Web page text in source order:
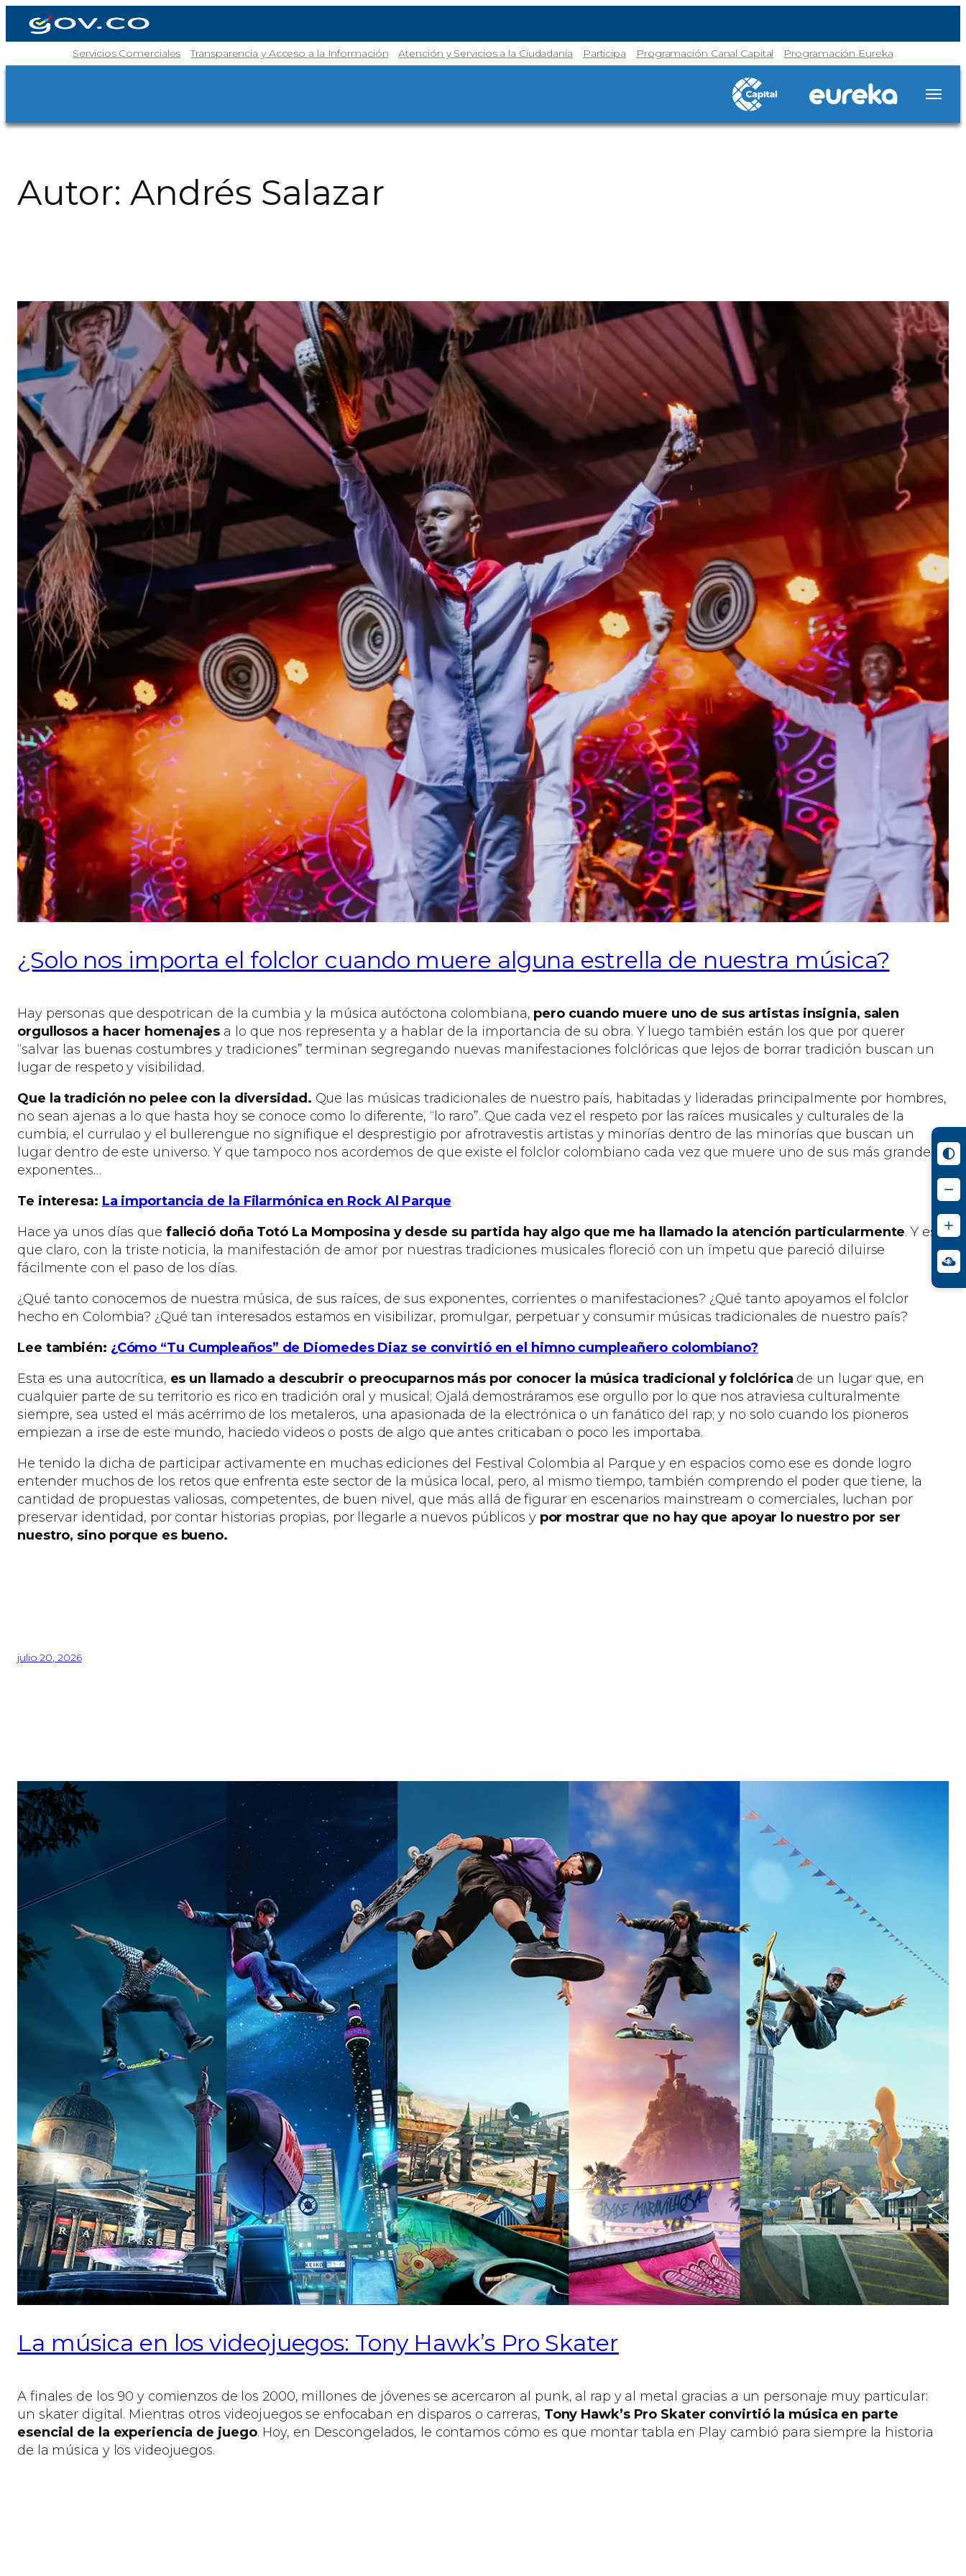
Servicios Comerciales Transparencia y Acceso a la Información Atención y Servicios a la Ciudadanía Participa Programación Canal Capital Programación Eureka
Autor:Andrés Salazar
¿Solo nos importa el folclor cuando muere alguna estrella de nuestra música?
Hay personas que despotrican de la cumbia y la música autóctona colombiana, pero cuando muere uno de sus artistas insignia, salen
orgullosos a hacer homenajes a lo que nos representa y a hablar de la importancia de su obra. Y luego también están los que por querer
“salvar las buenas costumbres y tradiciones” terminan segregando nuevas manifestaciones folclóricas que lejos de borrar tradición buscan un
lugar de respeto y visibilidad.
Que la tradición no pelee con la diversidad. Que las músicas tradicionales de nuestro país, habitadas y lideradas principalmente por hombres,
no sean ajenas a lo que hasta hoy se conoce como lo diferente, “lo raro”. Que cada vez el respeto por las raíces musicales y culturales de la
cumbia, el currulao y el bullerengue no signifique el desprestigio por afrotravestis artistas y minorías dentro de las minorías que buscan un
lugar dentro de este universo. Y que tampoco nos acordemos de que existe el folclor colombiano cada vez que muere uno de sus más grandes
exponentes…
Te interesa: La importancia de la Filarmónica en Rock Al Parque
Hace ya unos días que falleció doña Totó La Momposina y desde su partida hay algo que me ha llamado la atención particularmente. Y es
que claro, con la triste noticia, la manifestación de amor por nuestras tradiciones musicales floreció con un ímpetu que pareció diluirse
fácilmente con el paso de los días.
¿Qué tanto conocemos de nuestra música, de sus raíces, de sus exponentes, corrientes o manifestaciones? ¿Qué tanto apoyamos el folclor
hecho en Colombia? ¿Qué tan interesados estamos en visibilizar, promulgar, perpetuar y consumir músicas tradicionales de nuestro país?
Lee también: ¿Cómo “Tu Cumpleaños” de Diomedes Diaz se convirtió en el himno cumpleañero colombiano?
Esta es una autocrítica, es un llamado a descubrir o preocuparnos más por conocer la música tradicional y folclórica de un lugar que, en
cualquier parte de su territorio es rico en tradición oral y musical; Ojalá demostráramos ese orgullo por lo que nos atraviesa culturalmente
siempre, sea usted el más acérrimo de los metaleros, una apasionada de la electrónica o un fanático del rap; y no solo cuando los pioneros
empiezan a irse de este mundo, haciedo videos o posts de algo que antes criticaban o poco les importaba.
He tenido la dicha de participar activamente en muchas ediciones del Festival Colombia al Parque y en espacios como ese es donde logro
entender muchos de los retos que enfrenta este sector de la música local, pero, al mismo tiempo, también comprendo el poder que tiene, la
cantidad de propuestas valiosas, competentes, de buen nivel, que más allá de figurar en escenarios mainstream o comerciales, luchan por
preservar identidad, por contar historias propias, por llegarle a nuevos públicos ypor mostrar que no hay que apoyar lo nuestro por ser
nuestro, sino porque es bueno.
julio 20, 2026
La música en los videojuegos: Tony Hawk’s Pro Skater
A finales de los 90 y comienzos de los 2000, millones de jóvenes se acercaron al punk, al rap y al metal gracias a un personaje muy particular:
un skater digital. Mientras otros videojuegos se enfocaban en disparos o carreras, Tony Hawk’s Pro Skater convirtió la música en parte
esencial de la experiencia de juego. Hoy, en Descongelados, le contamos cómo es que montar tabla en Play cambió para siempre la historia
de la música y los videojuegos.